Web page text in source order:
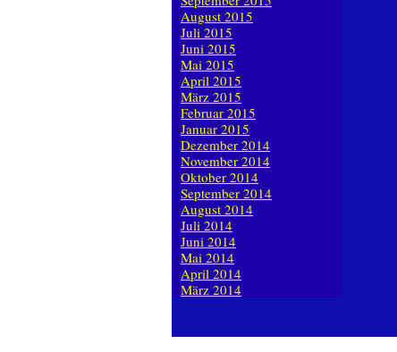
August 2015
Juli 2015
Juni 2015
Mai 2015
April 2015
März 2015
Februar 2015
Januar 2015
Dezember 2014
November 2014
Oktober 2014
September 2014
August 2014
Juli 2014
Juni 2014
Mai 2014
April 2014
März 2014